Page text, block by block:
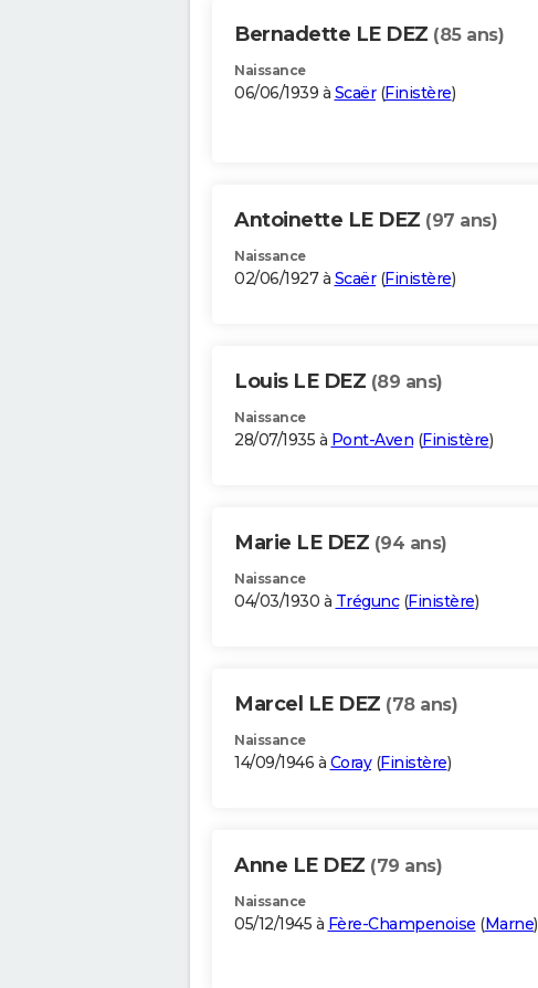
Bernadette LE DEZ (85 ans)
Naissance
06/06/1939 à Scaër(Finistère)
Antoinette LE DEZ (97 ans)
Naissance
02/06/1927 à Scaër(Finistère)
Louis LE DEZ (89 ans)
Naissance
28/07/1935 à Pont-Aven (Finistère)
Marie LE DEZ (94 ans)
Naissance
04/03/1930 à Trégunc(Finistère)
Marcel LE DEZ (78 ans)
Naissance
14/09/1946 à Coray(Finistère)
Anne LE DEZ (79 ans)
Naissance
05/12/1945 à Fère-Champenoise (Marne)